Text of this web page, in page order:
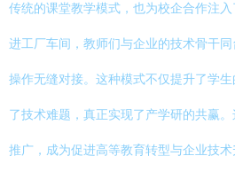
传统的课堂教学模式，也为校企合作注
进工厂车间，教师们与企业的技术骨干
操作无缝对接。这种模式不仅提升了学
了技术难题，真正实现了产学研的共赢
推广，成为促进高等教育转型与企业技术